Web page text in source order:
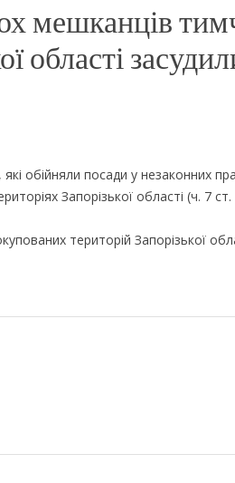
мешканців
області
обійняли посади у незаконних
Запорізької області (ч. 7
територій Запорізької